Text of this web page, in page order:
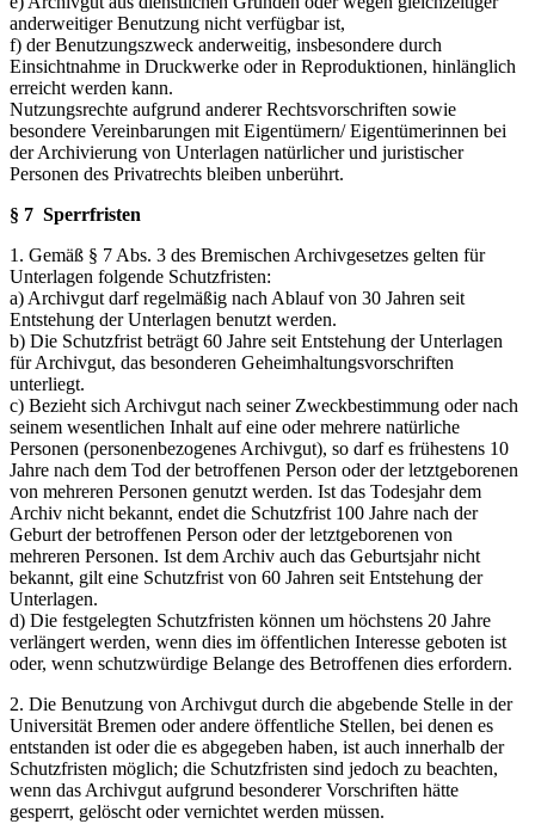
anderweitiger Benutzung nicht verfügbar ist,
f) der Benutzungszweck anderweitig, insbesondere durch
Einsichtnahme in Druckwerke oder in Reproduktionen, hinlänglich
erreicht werden kann.
Nutzungsrechte aufgrund anderer Rechtsvorschriften sowie
besondere Vereinbarungen mit Eigentümern/ Eigentümerinnen bei
der Archivierung von Unterlagen natürlicher und juristischer
Personen des Privatrechts bleiben unberührt.
§ 7 Sperrfristen
1. Gemäß § 7 Abs. 3 des Bremischen Archivgesetzes gelten für
Unterlagen folgende Schutzfristen:
a) Archivgut darf regelmäßig nach Ablauf von 30 Jahren seit
Entstehung der Unterlagen benutzt werden.
b) Die Schutzfrist beträgt 60 Jahre seit Entstehung der Unterlagen
für Archivgut, das besonderen Geheimhaltungsvorschriften
unterliegt.
c) Bezieht sich Archivgut nach seiner Zweckbestimmung oder nach
seinem wesentlichen Inhalt auf eine oder mehrere natürliche
Personen (personenbezogenes Archivgut), so darf es frühestens 10
Jahre nach dem Tod der betroffenen Person oder der letztgeborenen
von mehreren Personen genutzt werden. Ist das Todesjahr dem
Archiv nicht bekannt, endet die Schutzfrist 100 Jahre nach der
Geburt der betroffenen Person oder der letztgeborenen von
mehreren Personen. Ist dem Archiv auch das Geburtsjahr nicht
bekannt, gilt eine Schutzfrist von 60 Jahren seit Entstehung der
Unterlagen.
d) Die festgelegten Schutzfristen können um höchstens 20 Jahre
verlängert werden, wenn dies im öffentlichen Interesse geboten ist
oder, wenn schutzwürdige Belange des Betroffenen dies erfordern.
2. Die Benutzung von Archivgut durch die abgebende Stelle in der
Universität Bremen oder andere öffentliche Stellen, bei denen es
entstanden ist oder die es abgegeben haben, ist auch innerhalb der
Schutzfristen möglich; die Schutzfristen sind jedoch zu beachten,
wenn das Archivgut aufgrund besonderer Vorschriften hätte
gesperrt, gelöscht oder vernichtet werden müssen.